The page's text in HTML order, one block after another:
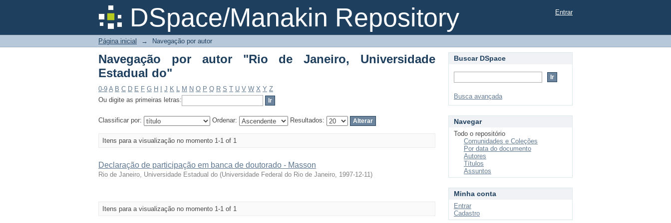
DSpace/Manakin Repository
Navegação por autor "Rio de Janeiro, Universidade Estadual do" Entrar
Página inicial → Navegação por autor
Navegação por autor "Rio de Janeiro, Universidade
Estadual do"
0-9 A B C D E F G H J K L M N O P Q R S T U V W X Y Z
Ou digite as primeiras letras:
Classificar por: Ordenar: Resultados:
Itens para a visualização no momento 1-1 of 1
Declaração de participação em banca de doutorado - Masson
Rio de Janeiro, Universidade Estadual do (Universidade Federal do Rio de Janeiro, 1997-12-11)
Itens para a visualização no momento 1-1 of 1
Buscar DSpace
Busca avançada
Navegar
Todo o repositório
Comunidades e Coleções
Por data do documento
Autores
Títulos
Assuntos
Minha conta
Entrar
Cadastro